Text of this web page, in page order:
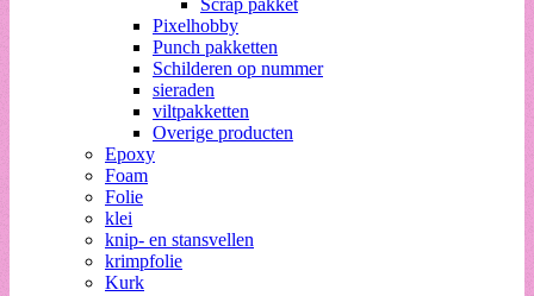
Pixelhobby
Punch pakketten
Schilderen op nummer
sieraden
viltpakketten
Overige producten
Epoxy
Foam
Folie
klei
knip- en stansvellen
krimpfolie
Kurk